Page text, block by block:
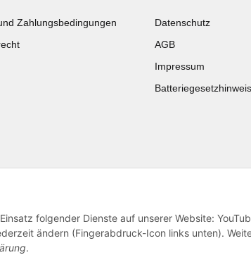
folgender Dienste auf unserer Website:
ändern (Fingerabdruck-Icon links unten).
.
Zahlungsbedingungen
Datenschutz
AGB
Impressum
Zur Schnellbestellung Preisliste